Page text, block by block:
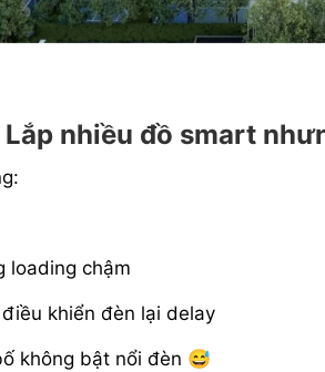
Lắp nhiều đồ smart
loading chậm
khiển đèn lại delay
không bật nổi đèn 😅